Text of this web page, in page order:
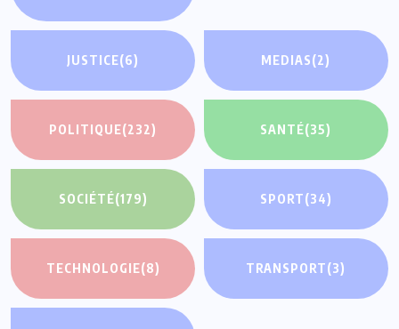
JUSTICE(6) MEDIAS(2)
POLITIQUE(232) SANTÉ(35)
SOCIÉTÉ(179) SPORT(34)
TECHNOLOGIE(8) TRANSPORT(3)